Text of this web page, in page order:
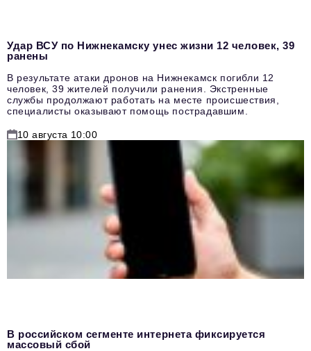
Удар ВСУ по Нижнекамску унес жизни 12 человек, 39
ранены
В результате атаки дронов на Нижнекамск погибли 12
человек, 39 жителей получили ранения. Экстренные
службы продолжают работать на месте происшествия,
специалисты оказывают помощь пострадавшим.
10 августа 10:00
В российском сегменте интернета фиксируется
массовый сбой